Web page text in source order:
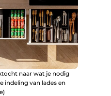
naar wat je nodig
indeling van lades en